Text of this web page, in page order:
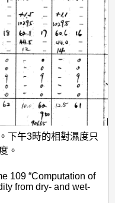
下午3時的相對濕度只
。
109 “Computation of
from dry- and wet-